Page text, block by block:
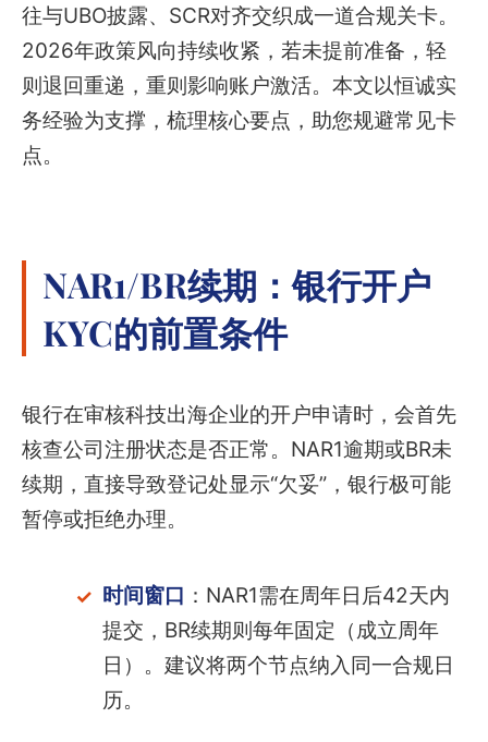
往与UBO披露、SCR对齐交织成一道合规关卡。
2026年政策风向持续收紧，若未提前准备，轻
则退回重递，重则影响账户激活。本文以恒诚实
务经验为支撑，梳理核心要点，助您规避常见卡
点。
NAR1/BR续期：银行开户
KYC的前置条件
银行在审核科技出海企业的开户申请时，会首先
核查公司注册状态是否正常。NAR1逾期或BR未
续期，直接导致登记处显示“欠妥”，银行极可能
暂停或拒绝办理。
时间窗口 ：NAR1需在周年日后42天内
提交，BR续期则每年固定（成立周年
日）。建议将两个节点纳入同一合规日
历。